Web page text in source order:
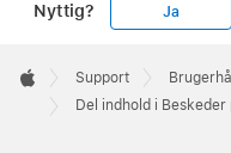
Nyttig? Ja
Footer

Apple
Support
Del indhold i Beskeder